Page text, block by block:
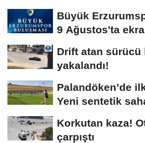
Büyük
9 Ağustos'ta
Drift atan sürücü
yakalandı!
Palandöken’de
Yeni sentetik
Korkutan kaza!
çarpıştı